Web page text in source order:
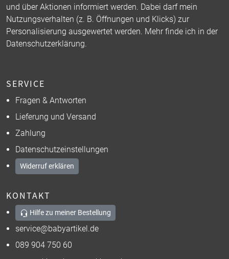
und über Aktionen informiert werden. Dabei darf mein
Nutzungsverhalten (z. B. Öffnungen und Klicks) zur
Personalisierung ausgewertet werden. Mehr finde ich in der
Datenschutzerklärung.
SERVICE
Fragen & Antworten
Lieferung und Versand
Zahlung
Datenschutzeinstellungen
Widerruf erklären
KONTAKT
Hilfe zu meiner Bestellung
service@babyartikel.de
089 904 750 60